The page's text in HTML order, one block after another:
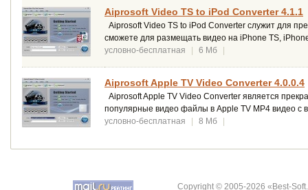
Aiprosoft Video TS to iPod Converter 4.1.1
Aiprosoft Video TS to iPod Converter служит для
сможете для размещать видео на iPhone TS,
условно-бесплатная
| 6 Мб |
Aiprosoft Apple TV Video Converter 4.0.0.4
Aiprosoft Apple TV Video Converter является
популярные видео файлы в Apple TV MP4 видео с
условно-бесплатная
| 8 Мб |
Copyright © 2005-2026 «Best-